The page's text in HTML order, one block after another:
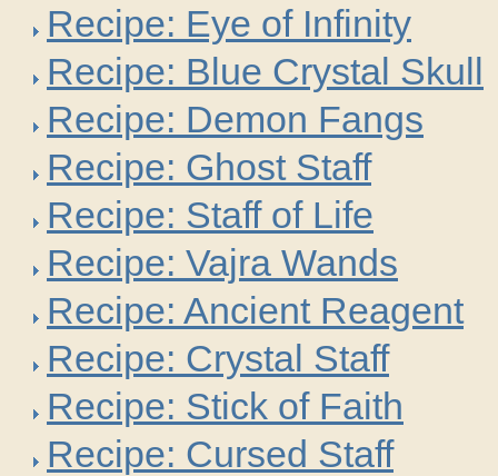
Recipe: Eye of Infinity
Recipe: Blue Crystal Skull
Recipe: Demon Fangs
Recipe: Ghost Staff
Recipe: Staff of Life
Recipe: Vajra Wands
Recipe: Ancient Reagent
Recipe: Crystal Staff
Recipe: Stick of Faith
Recipe: Cursed Staff